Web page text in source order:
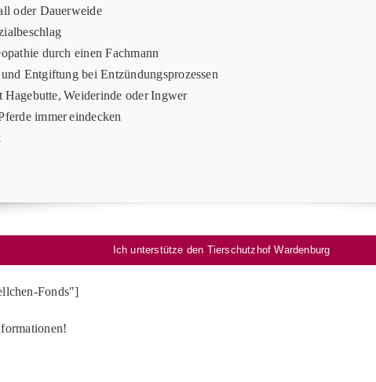
oder Dauerweide
durch einen Fachmann
Entgiftung bei Entzündungsprozessen
Weiderinde oder Ingwer
immer eindecken
Ich unterstütze den Tierschutzhof Wardenburg
Fonds"]